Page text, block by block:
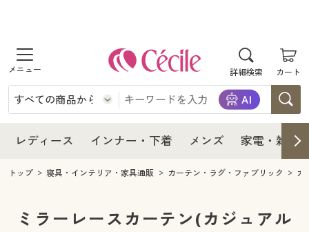
詳細検索 カート
商品を探す
レディース
レディースファッション
女性下着
インナー・下着
インナー・下着通販すべて
女性下着
メンズ
メンズ通販すべて
家電・雑貨
レディース インナー・下着 メンズ 家電・雑貨
レディース
レディース通販すべて
レディースファッション
インナー・下着
インナー・下着通販すべて
メンズ
トップ 寝具・インテリア・家具通販 カーテン・ラグ・ファブリック カ
ミラーレースカーテン(カジュアル